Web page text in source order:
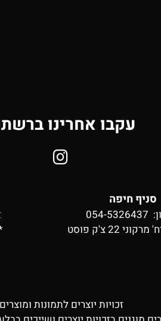
עקבו אחרינו
סניף חיפה
מרקוני 22 צ'ק פוסט
זכויות יוצרים לתמונות